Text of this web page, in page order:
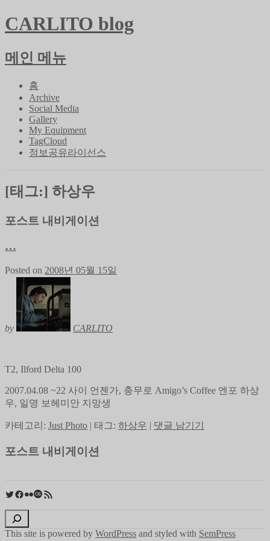
CARLITO blog
메인 메뉴
홈
Archive
Social Media
Gallery
My Equipment
TagCloud
정보공유라이선스
[태그:] 하상우
포스트 내비게이션
…
Posted on 2008년 05월 15일
by CARLITO
T2, Ilford Delta 100
2007.04.08 ~22 사이 언젠가, 충무로 Amigo’s Coffee 엔포 하상
우, 일명 보헤미안 지망생
카테고리: Just Photo | 태그: 하상우 | 댓글 남기기
포스트 내비게이션
Twitter
Facebook
Flickr
Last.fm
RSS 피드
검색
This site is powered by WordPress and styled with SemPress